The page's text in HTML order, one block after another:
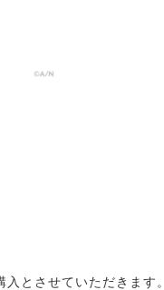
とさせていただきます。